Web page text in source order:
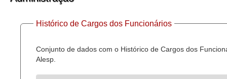
Lei de Acesso à Informação
Dados Governamentais Abertos
Planejamento
Catálogo de dados
Histórico de Cargos dos Funcionários
Conjunto de dados com o Histórico de Cargos dos
Alesp.